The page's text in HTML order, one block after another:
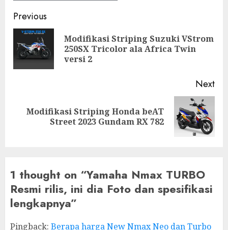
Post
navigation
Previous
Modifikasi Striping Suzuki VStrom
250SX Tricolor ala Africa Twin
versi 2
Next
NextModifikasi Striping Honda beAT
Street 2023 Gundam RX 782
1 thought on “Yamaha Nmax TURBO
Resmi rilis, ini dia Foto dan spesifikasi
lengkapnya”
Pingback: Berapa harga New Nmax Neo dan Turbo